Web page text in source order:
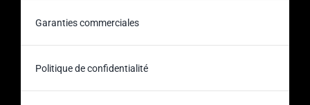
Garanties commerciales
Politique de confidentialité